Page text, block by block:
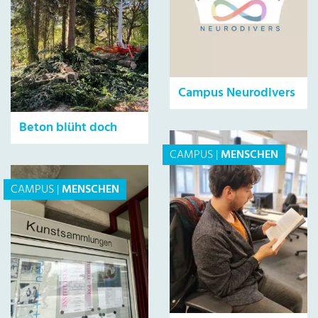
Beton blüht doch
CAMPUS|MENSCHEN
Campus Neurodivers
CAMPUS|MENSCHEN